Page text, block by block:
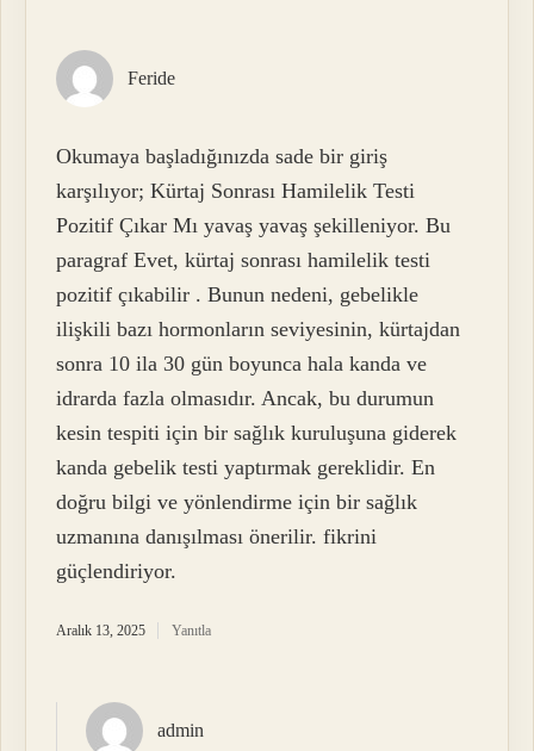
Feride
Okumaya başladığınızda sade bir giriş
karşılıyor; Kürtaj Sonrası Hamilelik Testi
Pozitif Çıkar Mı yavaş yavaş şekilleniyor. Bu
paragraf Evet, kürtaj sonrası hamilelik testi
pozitif çıkabilir . Bunun nedeni, gebelikle
ilişkili bazı hormonların seviyesinin, kürtajdan
sonra 10 ila 30 gün boyunca hala kanda ve
idrarda fazla olmasıdır. Ancak, bu durumun
kesin tespiti için bir sağlık kuruluşuna giderek
kanda gebelik testi yaptırmak gereklidir. En
doğru bilgi ve yönlendirme için bir sağlık
uzmanına danışılması önerilir. fikrini
güçlendiriyor.
Aralık 13, 2025 Yanıtla
admin